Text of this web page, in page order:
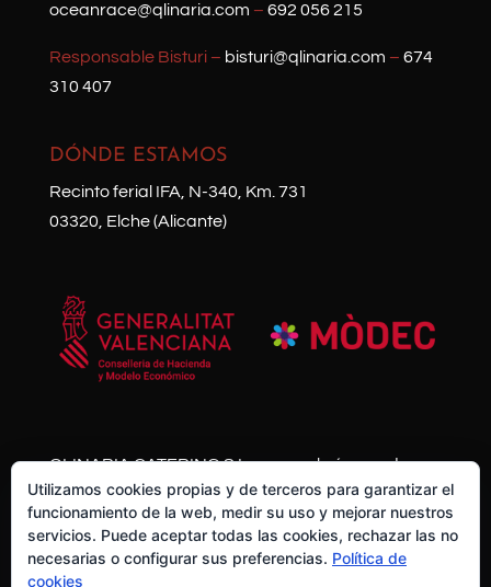
oceanrace@qlinaria.com – 692 056 215
Responsable Bisturi – bisturi@qlinaria.com – 674
310 407
DÓNDE ESTAMOS
Recinto ferial IFA, N-340, Km. 731
03320, Elche (Alicante)
QLINARIA CATERING S.L. posee el número de
expediente HISOLV/2021/11013/03 y se ha
acogido al Plan Resistir Plus de la Generalitat
Valenciana con una ayuda de mas de 10.000€
Utilizamos cookies propias y de terceros para garantizar el
funcionamiento de la web, medir su uso y mejorar nuestros
servicios. Puede aceptar todas las cookies, rechazar las no
necesarias o configurar sus preferencias. Política de
cookies